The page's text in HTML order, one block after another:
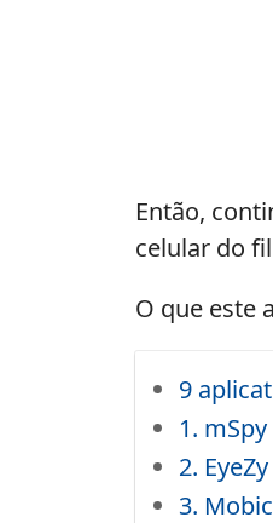
Então,
celular do
O que este
9
1. mSpy
2. EyeZy
3.